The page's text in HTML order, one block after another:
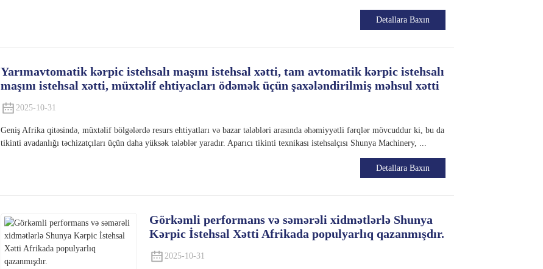
Detallara Baxın
Yarımavtomatik kərpic istehsalı maşını istehsal xətti, tam avtomatik kərpic istehsalı
maşını istehsal xətti, müxtəlif ehtiyacları ödəmək üçün şaxələndirilmiş məhsul xətti
2025-10-31
Geniş Afrika qitəsində, müxtəlif bölgələrdə resurs ehtiyatları və bazar tələbləri arasında əhəmiyyətli fərqlər mövcuddur ki, bu da
tikinti avadanlığı təchizatçıları üçün daha yüksək tələblər yaradır. Aparıcı tikinti texnikası istehsalçısı Shunya Machinery, ...
Detallara Baxın
Görkəmli performans və səmərəli xidmətlərlə Shunya
Kərpic İstehsal Xətti Afrikada populyarlıq qazanmışdır.
2025-10-31